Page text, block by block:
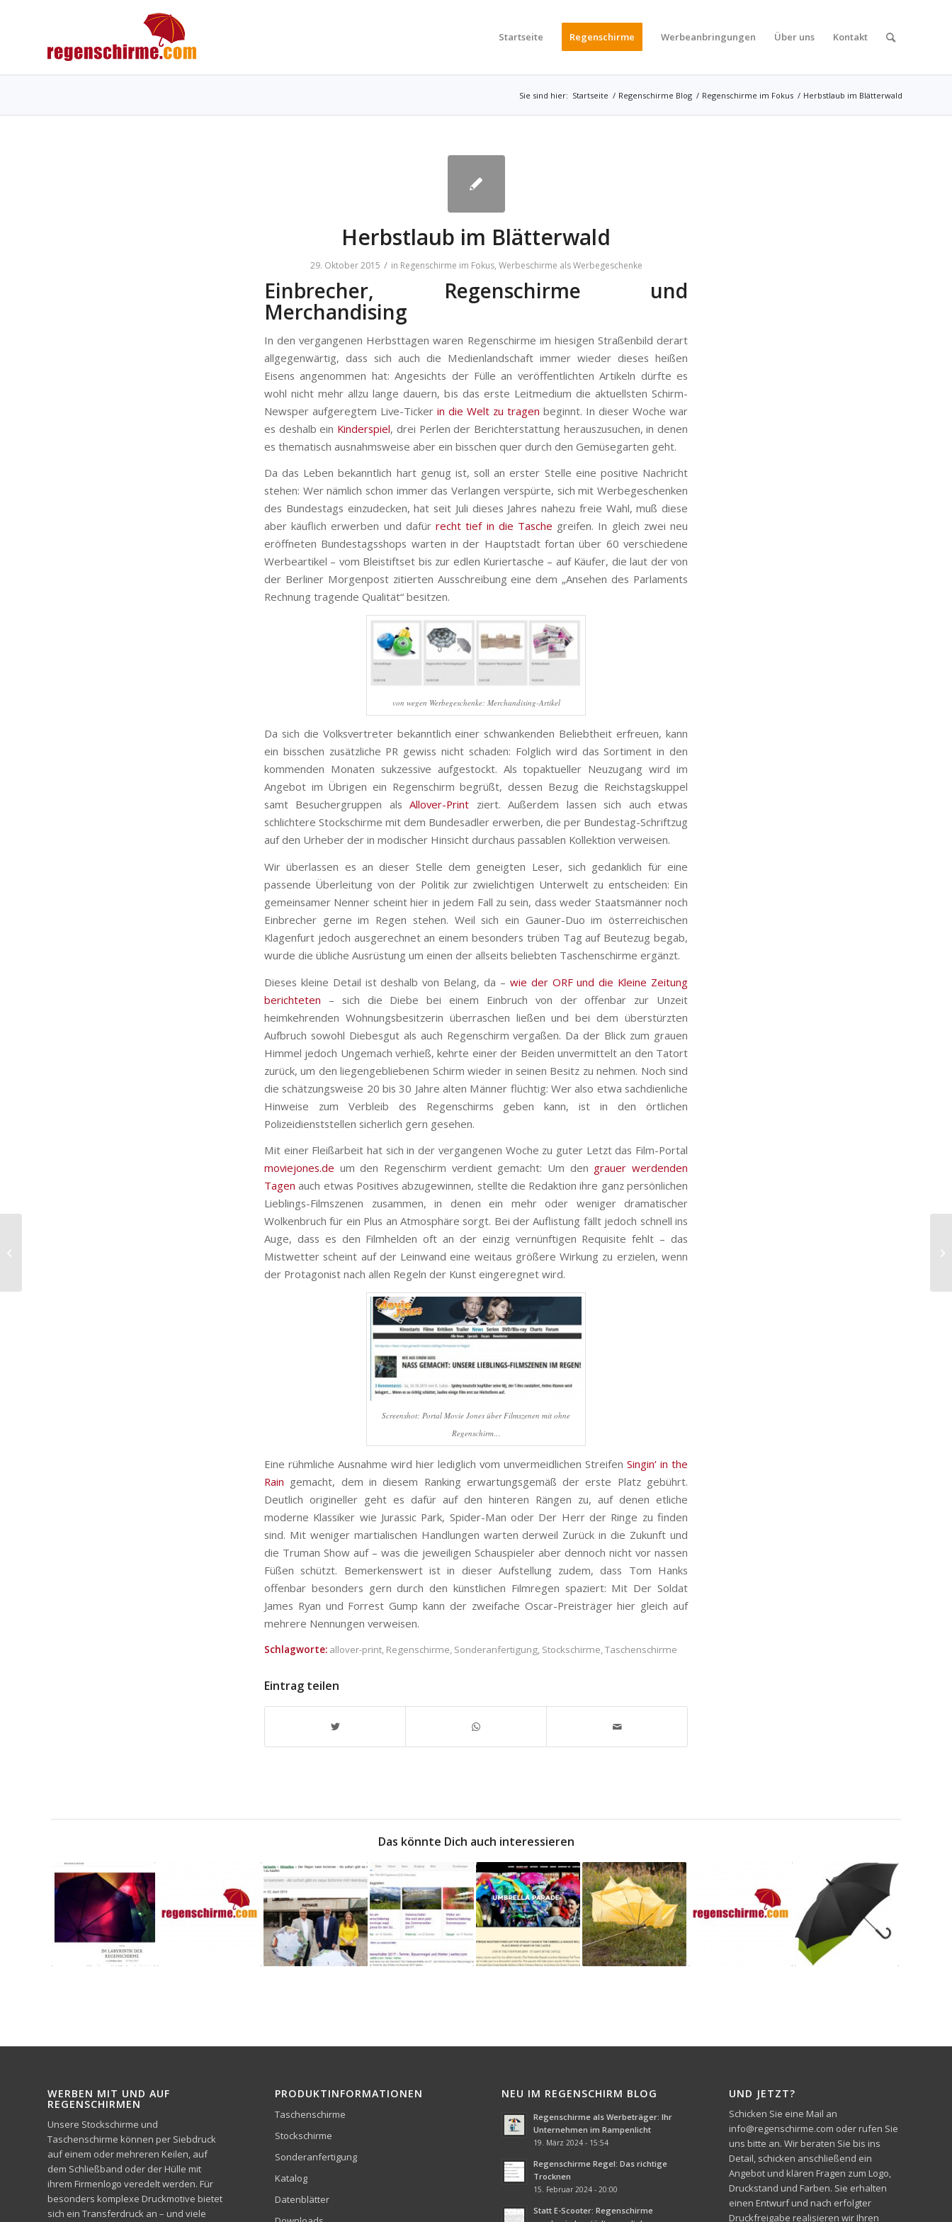
Startseite Regenschirme Werbeanbringungen Über uns Kontakt
Sie sind hier: Startseite / Regenschirme Blog / Regenschirme im Fokus / Herbstlaub im Blätterwald
Herbstlaub im Blätterwald
29. Oktober 2015 / in Regenschirme im Fokus, Werbeschirme als Werbegeschenke
Einbrecher, Regenschirme und
Merchandising
In den vergangenen Herbsttagen waren Regenschirme im hiesigen Straßenbild derart
allgegenwärtig, dass sich auch die Medienlandschaft immer wieder dieses heißen
Eisens angenommen hat: Angesichts der Fülle an veröffentlichten Artikeln dürfte es
wohl nicht mehr allzu lange dauern, bis das erste Leitmedium die aktuellsten Schirm-
Newsper aufgeregtem Live-Ticker in die Welt zu tragen beginnt. In dieser Woche war
es deshalb ein Kinderspiel, drei Perlen der Berichterstattung herauszusuchen, in denen
es thematisch ausnahmsweise aber ein bisschen quer durch den Gemüsegarten geht.
Da das Leben bekanntlich hart genug ist, soll an erster Stelle eine positive Nachricht
stehen: Wer nämlich schon immer das Verlangen verspürte, sich mit Werbegeschenken
des Bundestags einzudecken, hat seit Juli dieses Jahres nahezu freie Wahl, muß diese
aber käuflich erwerben und dafürrecht tief in die Tasche greifen. In gleich zwei neu
eröffneten Bundestagsshops warten in der Hauptstadt fortan über 60 verschiedene
Werbeartikel – vom Bleistiftset bis zur edlen Kuriertasche – auf Käufer, die laut der von
der Berliner Morgenpost zitierten Ausschreibung eine dem „Ansehen des Parlaments
Rechnung tragende Qualität“ besitzen.
von wegen Werbegeschenke: Merchandising-Artikel
Da sich die Volksvertreter bekanntlich einer schwankenden Beliebtheit erfreuen, kann
ein bisschen zusätzliche PR gewiss nicht schaden: Folglich wird das Sortiment in den
kommenden Monaten sukzessive aufgestockt. Als topaktueller Neuzugang wird im
Angebot im Übrigen ein Regenschirm begrüßt, dessen Bezug die Reichstagskuppel
samt Besuchergruppen alsAllover-Print ziert. Außerdem lassen sich auch etwas
schlichtere Stockschirme mit dem Bundesadler erwerben, die per Bundestag-Schriftzug
auf den Urheber der in modischer Hinsicht durchaus passablen Kollektion verweisen.
Wir überlassen es an dieser Stelle dem geneigten Leser, sich gedanklich für eine
passende Überleitung von der Politik zur zwielichtigen Unterwelt zu entscheiden: Ein
gemeinsamer Nenner scheint hier in jedem Fall zu sein, dass weder Staatsmänner noch
Einbrecher gerne im Regen stehen. Weil sich ein Gauner-Duo im österreichischen
Klagenfurt jedoch ausgerechnet an einem besonders trüben Tag auf Beutezug begab,
wurde die übliche Ausrüstung um einen der allseits beliebten Taschenschirme ergänzt.
Dieses kleine Detail ist deshalb von Belang, da – wie der ORF und die Kleine Zeitung
berichteten – sich die Diebe bei einem Einbruch von der offenbar zur Unzeit
heimkehrenden Wohnungsbesitzerin überraschen ließen und bei dem überstürzten
Aufbruch sowohl Diebesgut als auch Regenschirm vergaßen. Da der Blick zum grauen
Himmel jedoch Ungemach verhieß, kehrte einer der Beiden unvermittelt an den Tatort
zurück, um den liegengebliebenen Schirm wieder in seinen Besitz zu nehmen. Noch sind
die schätzungsweise 20 bis 30 Jahre alten Männer flüchtig: Wer also etwa sachdienliche
Hinweise zum Verbleib des Regenschirms geben kann, ist in den örtlichen
Polizeidienststellen sicherlich gern gesehen.
Mit einer Fleißarbeit hat sich in der vergangenen Woche zu guter Letzt das Film-Portal
moviejones.de um den Regenschirm verdient gemacht: Um den grauer werdenden
Tagen auch etwas Positives abzugewinnen, stellte die Redaktion ihre ganz persönlichen
Lieblings-Filmszenen zusammen, in denen ein mehr oder weniger dramatischer
Wolkenbruch für ein Plus an Atmosphäre sorgt. Bei der Auflistung fällt jedoch schnell ins
Auge, dass es den Filmhelden oft an der einzig vernünftigen Requisite fehlt – das
Mistwetter scheint auf der Leinwand eine weitaus größere Wirkung zu erzielen, wenn
der Protagonist nach allen Regeln der Kunst eingeregnet wird.
Screenshot: Portal Movie Jones über Filmszenen mit ohne
Regenschirm…
Eine rühmliche Ausnahme wird hier lediglich vom unvermeidlichen Streifen Singin‘ in the
Rain gemacht, dem in diesem Ranking erwartungsgemäß der erste Platz gebührt.
Deutlich origineller geht es dafür auf den hinteren Rängen zu, auf denen etliche
moderne Klassiker wie Jurassic Park, Spider-Man oder Der Herr der Ringe zu finden
sind. Mit weniger martialischen Handlungen warten derweil Zurück in die Zukunft und
die Truman Show auf – was die jeweiligen Schauspieler aber dennoch nicht vor nassen
Füßen schützt. Bemerkenswert ist in dieser Aufstellung zudem, dass Tom Hanks
offenbar besonders gern durch den künstlichen Filmregen spaziert: Mit Der Soldat
James Ryan und Forrest Gump kann der zweifache Oscar-Preisträger hier gleich auf
mehrere Nennungen verweisen.
Schlagworte: allover-print, Regenschirme, Sonderanfertigung, Stockschirme,Taschenschirme
Eintrag teilen
Das könnte Dich auch interessieren
WERBEN MIT UND AUF
REGENSCHIRMEN
Unsere Stockschirme und
Taschenschirme können per Siebdruck
auf einem oder mehreren Keilen, auf
dem Schließband oder der Hülle mit
ihrem Firmenlogo veredelt werden. Für
besonders komplexe Druckmotive bietet
sich ein Transferdruck an – und viele
PRODUKTINFORMATIONEN
Taschenschirme
Stockschirme
Sonderanfertigung
Katalog
Datenblätter
NEU IM REGENSCHIRM BLOG
Regenschirme als Werbeträger: Ihr
Unternehmen im Rampenlicht
19. März 2024 - 15:54
Regenschirme Regel: Das richtige
Trocknen
15. Februar 2024 - 20:00
Statt E-Scooter: Regenschirme
UND JETZT?
Schicken Sie eine Mail an
info@regenschirme.com oder rufen Sie
uns bitte an. Wir beraten Sie bis ins
Detail, schicken anschließend ein
Angebot und klären Fragen zum Logo,
Druckstand und Farben. Sie erhalten
einen Entwurf und nach erfolgter
Druckfreigabe realisieren wir Ihren